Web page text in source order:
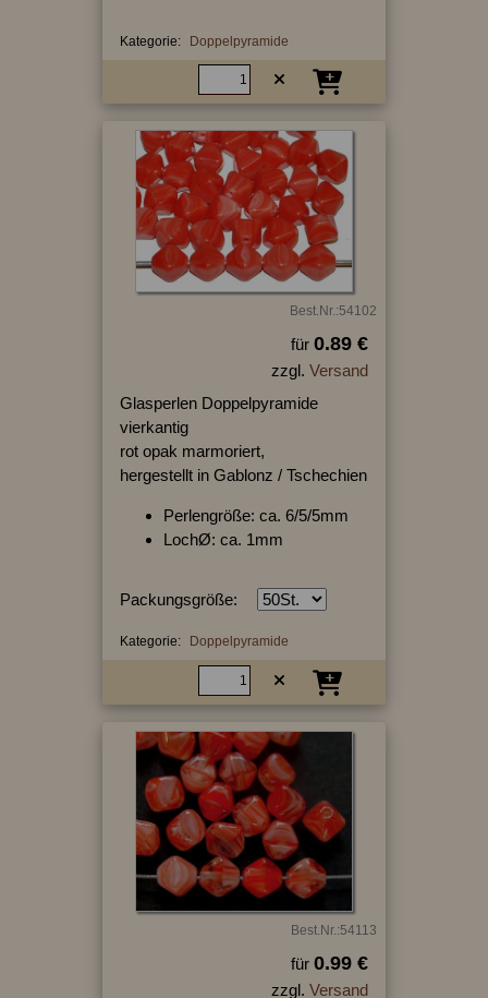
Kategorie: Doppelpyramide
Best.Nr.:54102
für 0.89 €
zzgl. Versand
Glasperlen Doppelpyramide
vierkantig
rot opak marmoriert,
hergestellt in Gablonz / Tschechien
Perlengröße: ca. 6/5/5mm
LochØ: ca. 1mm
Packungsgröße:
Kategorie: Doppelpyramide
Best.Nr.:54113
für 0.99 €
zzgl. Versand